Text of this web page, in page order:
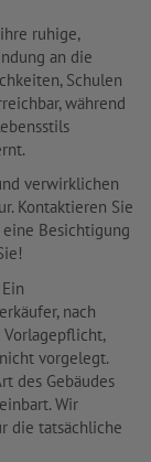
ruhige,
an die
Schulen
während
verwirklichen
Kontaktieren Sie
Besichtigung
nach
vorgelegt.
des Gebäudes
Wir
die tatsächliche